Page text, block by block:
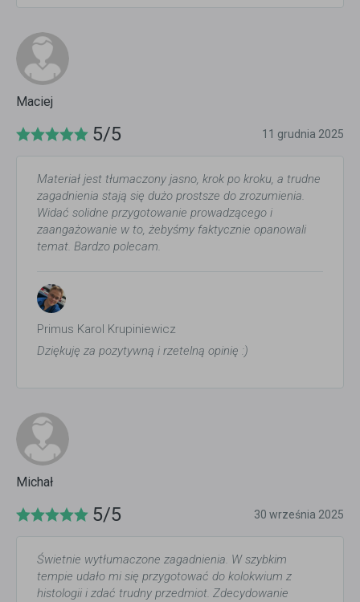
Maciej
5/5 11 grudnia 2025
Materiał jest tłumaczony jasno, krok po kroku, a trudne
zagadnienia stają się dużo prostsze do zrozumienia.
Widać solidne przygotowanie prowadzącego i
zaangażowanie w to, żebyśmy faktycznie opanowali
temat. Bardzo polecam.
Primus Karol Krupiniewicz
Dziękuję za pozytywną i rzetelną opinię :)
Michał
5/5 30 września 2025
Świetnie wytłumaczone zagadnienia. W szybkim
tempie udało mi się przygotować do kolokwium z
histologii i zdać trudny przedmiot. Zdecydowanie